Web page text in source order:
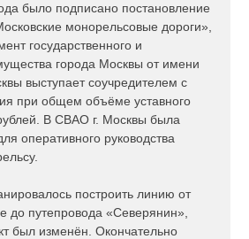
было подписано постановление
монорельсовые дороги»,
государственного и
города Москвы от имени
выступает соучредителем с
при общем объёме уставного
В СВАО г. Москвы была
оперативного руководства
построить линию от
до путепровода «Северянин»,
был изменён. Окончательно